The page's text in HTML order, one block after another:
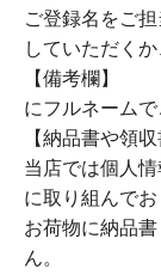
ご登録名をご
していただくか
【備考欄】
にフルネームで
【納品書や領
当店では個人
に取り組んで
お荷物に納品
ん。